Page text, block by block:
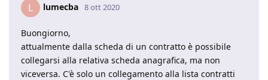
L lumecba 8 ott 2020
Buongiorno,
attualmente dalla scheda di un contratto è possibile
collegarsi alla relativa scheda anagrafica, ma non
viceversa. C'è solo un collegamento alla lista contratti